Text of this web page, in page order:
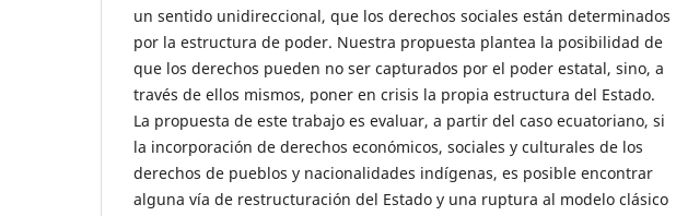
un sentido unidireccional, que los derechos sociales están determinados
por la estructura de poder. Nuestra propuesta plantea la posibilidad de
que los derechos pueden no ser capturados por el poder estatal, sino, a
través de ellos mismos, poner en crisis la propia estructura del Estado.
La propuesta de este trabajo es evaluar, a partir del caso ecuatoriano, si
la incorporación de derechos económicos, sociales y culturales de los
derechos de pueblos y nacionalidades indígenas, es posible encontrar
alguna vía de restructuración del Estado y una ruptura al modelo clásico